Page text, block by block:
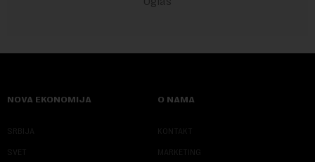
NOVA EKONOMIJA
SRBIJA
SVET
O NAMA
KONTAKT
MARKETING